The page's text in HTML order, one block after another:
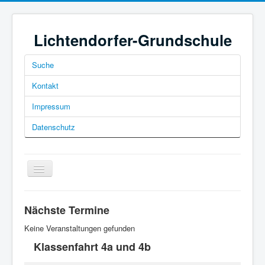
Lichtendorfer-Grundschule
Suche
Kontakt
Impressum
Datenschutz
Navigation
an/aus
Home
Nächste Termine
Keine Veranstaltungen gefunden
Klassenfahrt 4a und 4b